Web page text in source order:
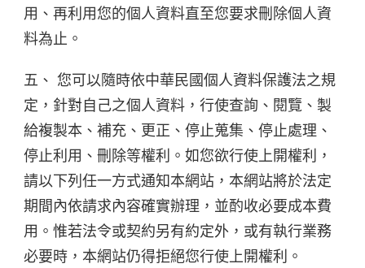
用、再利用您的個人資料直至您要求刪除個人資
料為止。
五、 您可以隨時依中華民國個人資料保護法之規
定，針對自己之個人資料，行使查詢、閱覽、製
給複製本、補充、更正、停止蒐集、停止處理、
停止利用、刪除等權利。如您欲行使上開權利，
請以下列任一方式通知本網站，本網站將於法定
期間內依請求內容確實辦理，並酌收必要成本費
用。惟若法令或契約另有約定外，或有執行業務
必要時，本網站仍得拒絕您行使上開權利。